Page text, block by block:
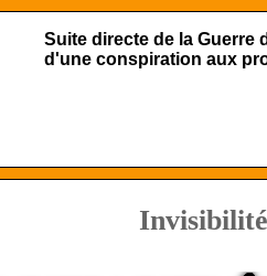
Suite directe de la Guerre
d'une conspiration aux
Invisibilité